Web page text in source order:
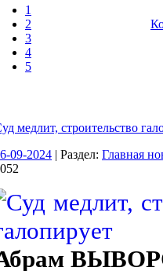
1
2
3
4
5
медлит, строительство
09-2024 | Раздел: Главная